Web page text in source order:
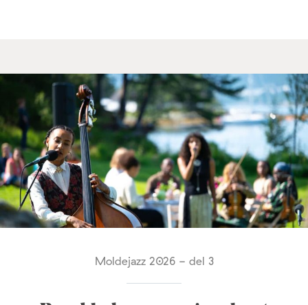
Moldejazz 2026 - del 3